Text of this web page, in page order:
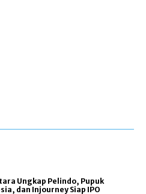
Ungkap Pelindo, Pupuk
dan Injourney Siap IPO